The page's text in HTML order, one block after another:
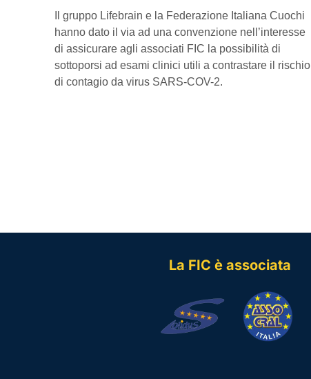
Il gruppo Lifebrain e la Federazione Italiana Cuochi
hanno dato il via ad una convenzione nell’interesse
di assicurare agli associati FIC la possibilità di
sottoporsi ad esami clinici utili a contrastare il rischio
di contagio da virus SARS-COV-2.
La FIC è associata